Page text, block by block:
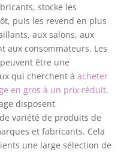
stocke les
puis les revend en plus
aux salons, aux
aux consommateurs. Les
être une
qui cherchent à acheter
en gros à un prix réduit.
disposent
variété de produits de
et fabricants. Cela
une large sélection de